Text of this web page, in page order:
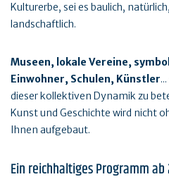
Kulturerbe, sei es baulich,
landschaftlich.
Museen, lokale Vereine,
Einwohner, Schulen, Künstler
dieser kollektiven Dynamik zu
Kunst und Geschichte wird nicht
Ihnen aufgebaut.
Ein reichhaltiges Programm ab